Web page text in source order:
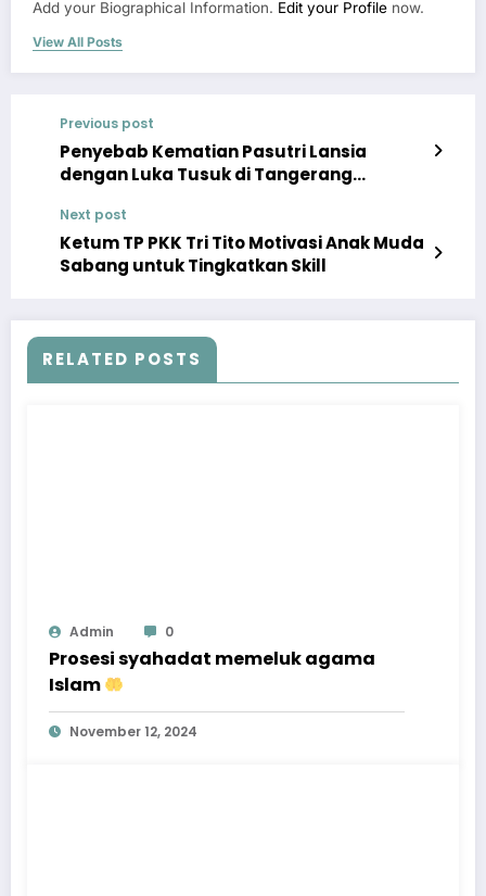
Add your Biographical Information. Edit your Profile now.
View All Posts
Previous post
Penyebab Kematian Pasutri Lansia
dengan Luka Tusuk di Tangerang
Next post
Ketum TP PKK Tri Tito Motivasi Anak Muda
Sabang untuk Tingkatkan Skill
RELATED POSTS
Admin 0
Prosesi syahadat memeluk agama
Islam
November 12, 2024